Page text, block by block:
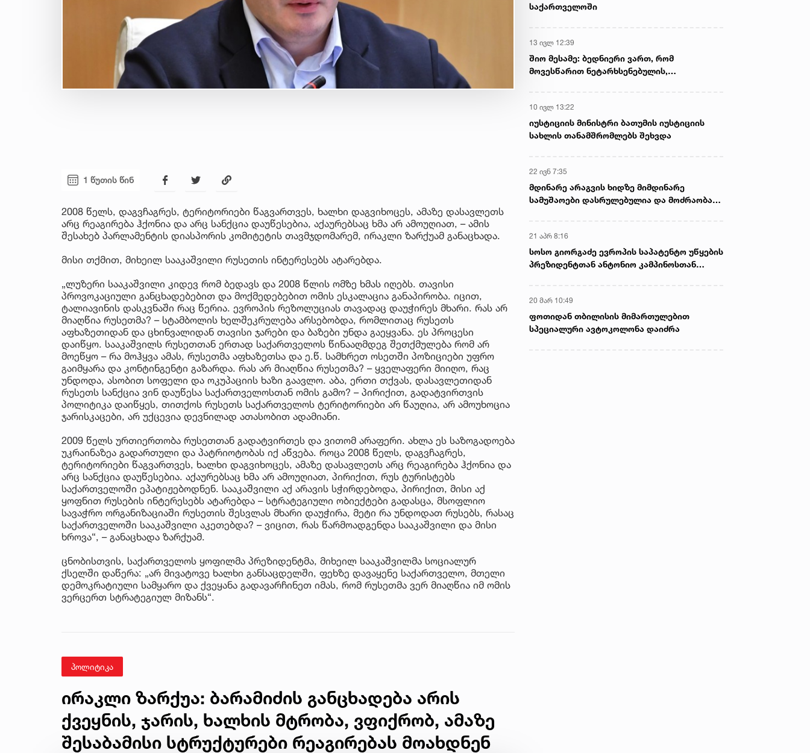
1 წუთის წინ
2008 წელს, დაგვჩაგრეს, ტერიტორიები წაგვართვეს, ხალხი დაგვიხოცეს, ამაზე დასავლეთს
არც რეაგირება ჰქონია და არც სანქცია დაუწესებია, აქაურებსაც ხმა არ ამოუღიათ, – ამის
შესახებ პარლამენტის დიასპორის კომიტეტის თავმჯდომარემ, ირაკლი ზარქუამ განაცხადა.
მისი თქმით, მიხეილ სააკაშვილი რუსეთის ინტერესებს ატარებდა.
„ლუზერი სააკაშვილი კიდევ რომ ბედავს და 2008 წლის ომზე ხმას იღებს. თავისი
პროვოკაციული განცხადებებით და მოქმედებებით ომის ესკალაცია განაპირობა. იცით,
ტალიავინის დასკვნაში რაც წერია. ევროპის რეზოლუციას თავადაც დაუჭირეს მხარი. რას არ
მიაღწია რუსეთმა? – სტამბოლის ხელშეკრულება არსებობდა, რომლითაც რუსეთს
აფხაზეთიდან და ცხინვალიდან თავისი ჯარები და ბაზები უნდა გაეყვანა. ეს პროცესი
დაიწყო. სააკაშვილს რუსეთთან ერთად საქართველოს წინააღმდეგ შეთქმულება რომ არ
მოეწყო – რა მოჰყვა ამას, რუსეთმა აფხაზეთსა და ე.წ. სამხრეთ ოსეთში პოზიციები უფრო
გაიმყარა და კონტინგენტი გაზარდა. რას არ მიაღწია რუსეთმა? – ყველაფერი მიიღო, რაც
უნდოდა, ასობით სოფელი და ოკუპაციის ხაზი გაავლო. აბა, ერთი თქვას, დასავლეთიდან
რუსეთს სანქცია ვინ დაუწესა საქართველოსთან ომის გამო? – პირიქით, გადატვირთვის
პოლიტიკა დაიწყეს, თითქოს რუსეთს საქართველოს ტერიტორიები არ წაუღია, არ ამოუხოცია
ჯარისკაცები, არ უქცევია დევნილად ათასობით ადამიანი.
2009 წელს ურთიერთობა რუსეთთან გადატვირთეს და ვითომ არაფერი. ახლა ეს საზოგადოება
უკრაინაზეა გადართული და პატრიოტობას იქ აწვება. როცა 2008 წელს, დაგვჩაგრეს,
ტერიტორიები წაგვართვეს, ხალხი დაგვიხოცეს, ამაზე დასავლეთს არც რეაგირება ჰქონია და
არც სანქცია დაუწესებია. აქაურებსაც ხმა არ ამოუღიათ, პირიქით, რუს ტურისტებს
საქართველოში ეპატიჟებოდნენ. სააკაშვილი აქ არავის სჭირდებოდა, პირიქით, მისი აქ
ყოფნით რუსების ინტერესებს ატარებდა – სტრატეგიული ობიექტები გადასცა, მსოფლიო
სავაჭრო ორგანიზაციაში რუსეთის შესვლას მხარი დაუჭირა, მეტი რა უნდოდათ რუსებს, რასაც
საქართველოში სააკაშვილი აკეთებდა? – ვიცით, რას წარმოადგენდა სააკაშვილი და მისი
ხროვა“, – განაცხადა ზარქუამ.
ცნობისთვის, საქართველოს ყოფილმა პრეზიდენტმა, მიხეილ სააკაშვილმა სოციალურ
ქსელში დაწერა: „არ მივატოვე ხალხი განსაცდელში, ფეხზე დავაყენე საქართველო, მთელი
დემოკრატიული სამყარო და ქვეყანა გადავარჩინეთ იმას, რომ რუსეთმა ვერ მიაღწია იმ ომის
ვერცერთ სტრატეგიულ მიზანს“.
პოლიტიკა
ირაკლი ზარქუა: ბარამიძის განცხადება არის
ქვეყნის, ჯარის, ხალხის მტრობა, ვფიქრობ, ამაზე
შესაბამისი სტრუქტურები რეაგირებას მოახდნენ
საქართველოში
13 ივლ 12:39
შიო მესამე: ბედნიერი ვართ, რომ
მოვესწარით ნეტარხსენებულის,
10 ივლ 13:22
იუსტიციის მინისტრი ბათუმის იუსტიციის
სახლის თანამშრომლებს შეხვდა
22 ივნ 7:35
მდინარე არაგვის ხიდზე მიმდინარე
სამუშაოები დასრულებულია და მოძრაობა
21 აპრ 8:16
სოსო გიორგაძე ევროპის საპატენტო უწყების
პრეზიდენტთან ანტონიო კამპინოსთან
20 მარ 10:49
ფოთიდან თბილისის მიმართულებით
სპეციალური ავტოკოლონა დაიძრა